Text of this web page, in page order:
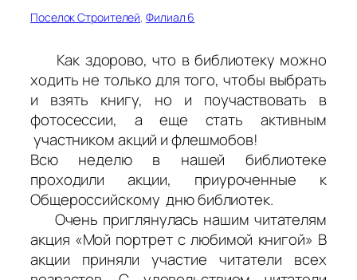
Поселок Строителей, Филиал 6
Как здорово, что в библиотеку можно
ходить не только для того, чтобы выбрать
и взять книгу, но и поучаствовать в
фотосессии, а еще стать активным
участником акций и флешмобов!
Всю неделю в нашей библиотеке
проходили акции, приуроченные к
Общероссийскому дню библиотек.
Очень приглянулась нашим читателям
акция «Мой портрет с любимой книгой» В
акции приняли участие читатели всех